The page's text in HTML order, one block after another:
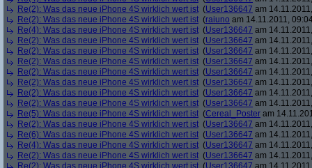
Re(2): Was das neue iPhone 4S wirklich wert ist (User136647 am
Re(2): Was das neue iPhone 4S wirklich wert ist (raiuno am 14.11.2011,
Re(4): Was das neue iPhone 4S wirklich wert ist (User136647 am
Re(2): Was das neue iPhone 4S wirklich wert ist (User136647 am
Re(2): Was das neue iPhone 4S wirklich wert ist (User136647 am
Re(2): Was das neue iPhone 4S wirklich wert ist (User136647 am
Re(2): Was das neue iPhone 4S wirklich wert ist (User136647 am
Re(2): Was das neue iPhone 4S wirklich wert ist (User136647 am
Re(2): Was das neue iPhone 4S wirklich wert ist (User136647 am
Re(2): Was das neue iPhone 4S wirklich wert ist (User136647 am
Re(5): Was das neue iPhone 4S wirklich wert ist (Cereal_Poster am
Re(2): Was das neue iPhone 4S wirklich wert ist (User136647 am
Re(6): Was das neue iPhone 4S wirklich wert ist (User136647 am
Re(4): Was das neue iPhone 4S wirklich wert ist (User136647 am
Re(2): Was das neue iPhone 4S wirklich wert ist (User136647 am
Re(2): Was das neue iPhone 4S wirklich wert ist (User136647 am